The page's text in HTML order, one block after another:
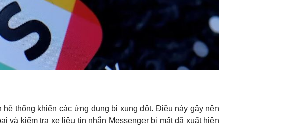
thống khiến các ứng dụng bị xung đột. Điều này gây nên
và kiểm tra xe liệu tin nhắn Messenger bị mất đã xuất hiện